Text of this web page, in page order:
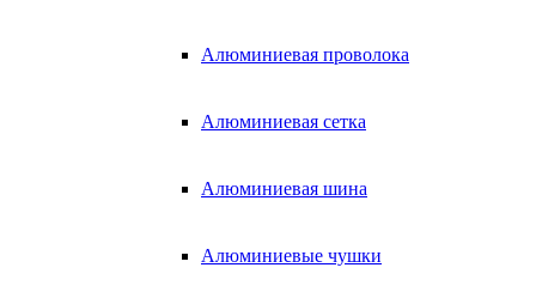
Алюминиевая проволока
Алюминиевая сетка
Алюминиевая шина
Алюминиевые чушки